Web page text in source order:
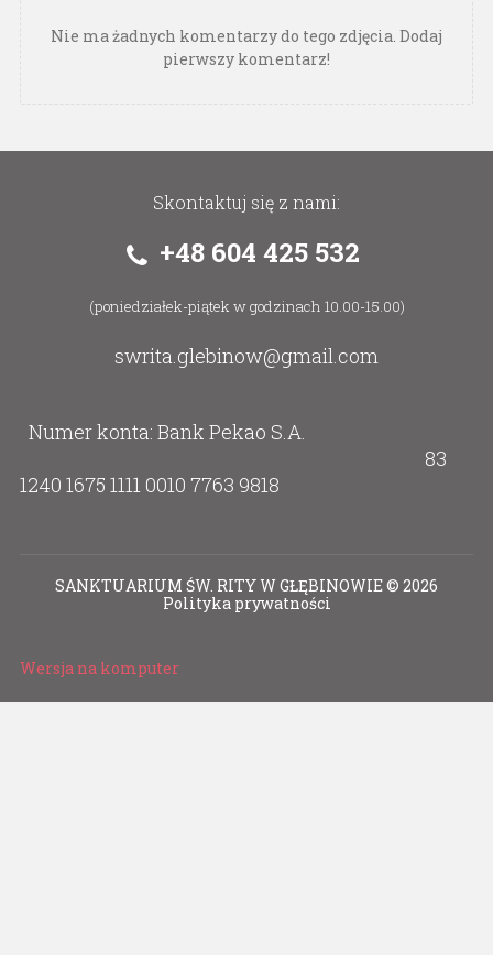
Nie ma żadnych komentarzy do tego zdjęcia. Dodaj
pierwszy komentarz!
Skontaktuj się z nami:
+48 604 425 532
(poniedziałek-piątek w godzinach 10.00-15.00)
swrita.glebinow@gmail.com
Numer konta: Bank Pekao S.A.
83
1240 1675 1111 0010 7763 9818
SANKTUARIUM ŚW. RITY W GŁĘBINOWIE© 2026
Polityka prywatności
Wersja na komputer